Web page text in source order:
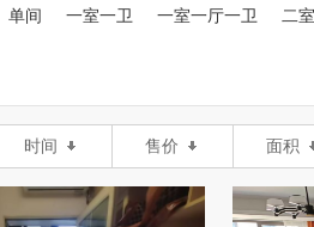
单间 一室一卫 一室一厅一卫 二
时间 售价 面积